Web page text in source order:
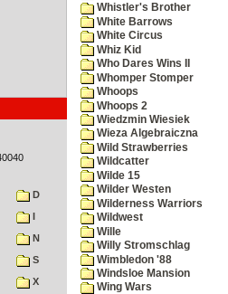
D
I
N
S
X
Whistler's Brother
White Barrows
White Circus
Whiz Kid
Who Dares Wins II
Whomper Stomper
Whoops
Whoops 2
Wiedzmin Wiesiek
Wieza Algebraiczna
Wild Strawberries
Wildcatter
Wilde 15
Wilder Westen
Wilderness Warriors
Wildwest
Wille
Willy Stromschlag
Wimbledon '88
Windsloe Mansion
Wing Wars